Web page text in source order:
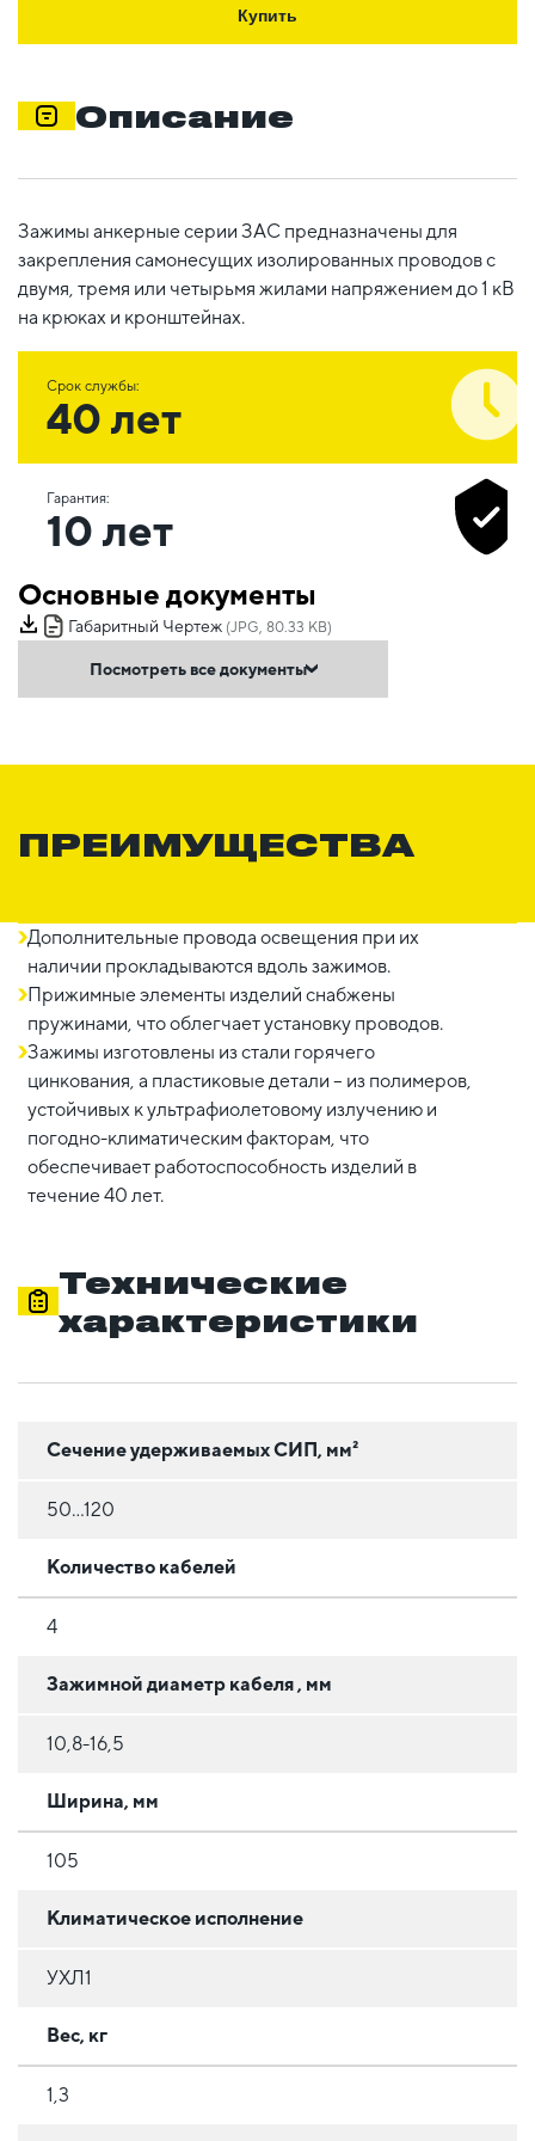
Купить
Описание
Зажимы анкерные серии ЗАС предназначены для
закрепления самонесущих изолированных проводов с
двумя, тремя или четырьмя жилами напряжением до 1 кВ
на крюках и кронштейнах.
Срок службы:
40 лет
Гарантия:
10 лет
Основные документы
Габаритный Чертеж (JPG, 80.33 KB)
Посмотреть все документы
ПРЕИМУЩЕСТВА
Дополнительные провода освещения при их
наличии прокладываются вдоль зажимов.
Прижимные элементы изделий снабжены
пружинами, что облегчает установку проводов.
Зажимы изготовлены из стали горячего
цинкования, а пластиковые детали – из полимеров,
устойчивых к ультрафиолетовому излучению и
погодно-климатическим факторам, что
обеспечивает работоспособность изделий в
течение 40 лет.
Технические
характеристики
Сечение удерживаемых СИП, мм²
50...120
Количество кабелей
4
Зажимной диаметр кабеля , мм
10,8-16,5
Ширина, мм
105
Климатическое исполнение
УХЛ1
Вес, кг
1,3